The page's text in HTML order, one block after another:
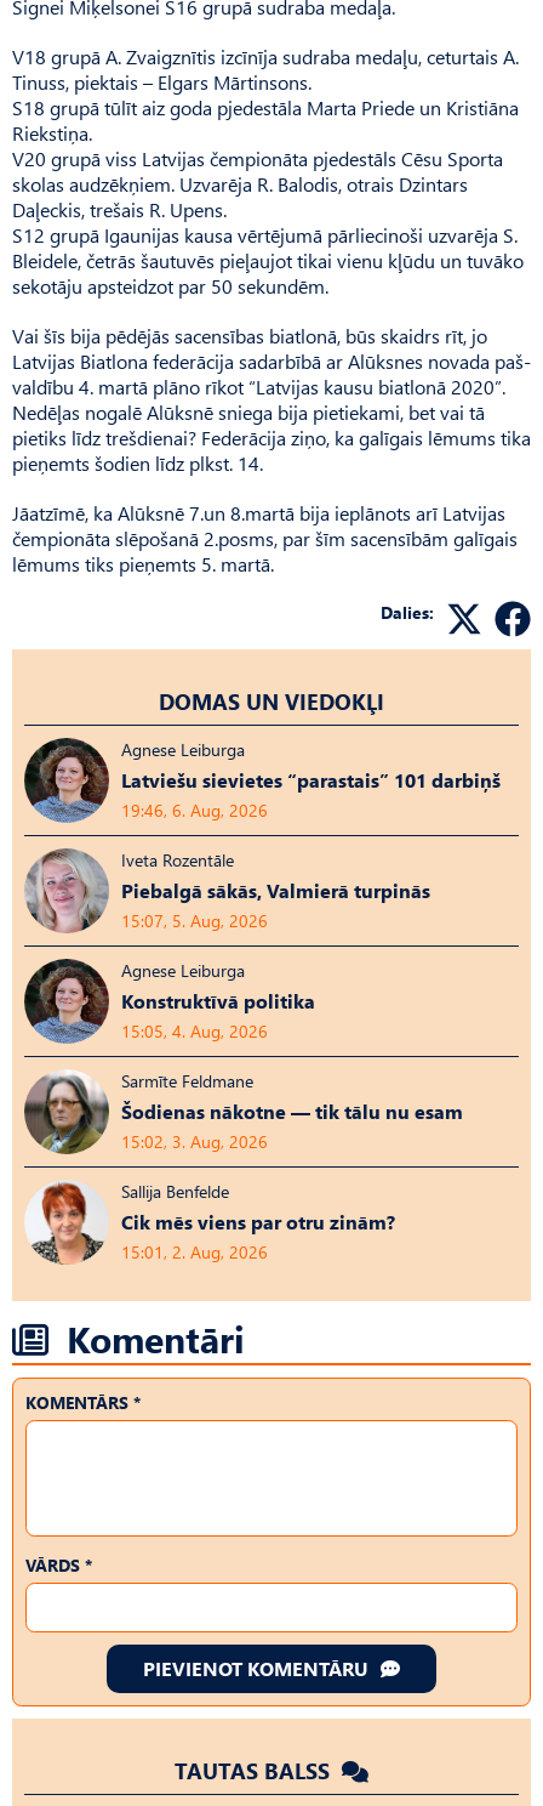
Signei Miķelsonei S16 grupā sudraba medaļa.
V18 grupā A. Zvaigznītis izcīnīja sudraba medaļu, ceturtais A.
Tinuss, piektais – Elgars Mārtinsons.
S18 grupā tūlīt aiz goda pjedestāla Marta Priede un Kristiāna
Riekstiņa.
V20 grupā viss Latvijas čempionāta pjedestāls Cēsu Sporta
skolas audzēkņiem. Uzvarēja R. Balodis, otrais Dzintars
Daļeckis, trešais R. Upens.
S12 grupā Igaunijas kausa vērtējumā pārliecinoši uzvarēja S.
Bleidele, četrās šautuvēs pieļaujot tikai vienu kļūdu un tuvāko
sekotāju apsteidzot par 50 sekundēm.
Vai šīs bija pēdējās sacensības biatlonā, būs skaidrs rīt, jo
Latvijas Biatlona federācija sadarbībā ar Alūksnes novada paš­
valdību 4. martā plāno rīkot “Lat­vijas kausu biatlonā 2020”.
Ne­dēļas nogalē Alūksnē sniega bija pietiekami, bet vai tā
pietiks līdz trešdienai? Federācija ziņo, ka galīgais lēmums tika
pieņemts šodien līdz plkst. 14.
Jāatzīmē, ka Alūksnē 7.un 8.martā bija ieplānots arī Latvijas
čempionāta slēpošanā 2.posms, par šīm sacensībām galīgais
lēmums tiks pieņemts 5. martā.
Dalies:
DOMAS UN VIEDOKĻI
Agnese Leiburga
Latviešu sievietes “parastais” 101 darbiņš
19:46, 6. Aug, 2026
Iveta Rozentāle
Piebalgā sākās, Valmierā turpinās
15:07, 5. Aug, 2026
Agnese Leiburga
Konstruktīvā politika
15:05, 4. Aug, 2026
Sarmīte Feldmane
Šodienas nākotne — tik tālu nu esam
15:02, 3. Aug, 2026
Sallija Benfelde
Cik mēs viens par otru zinām?
15:01, 2. Aug, 2026
Komentāri
KOMENTĀRS *
VĀRDS *
PIEVIENOT KOMENTĀRU
TAUTAS BALSS